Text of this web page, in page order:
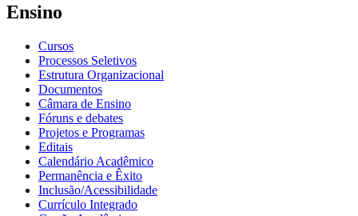
Ensino
Cursos
Processos Seletivos
Estrutura Organizacional
Documentos
Câmara de Ensino
Fóruns e debates
Projetos e Programas
Editais
Calendário Acadêmico
Permanência e Êxito
Inclusão/Acessibilidade
Currículo Integrado